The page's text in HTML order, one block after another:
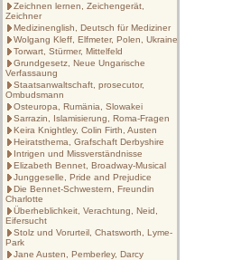
Zeichnen lernen, Zeichengerät,
Zeichner
Medizinenglish, Deutsch für Mediziner
Wolgang Kleff, Elfmeter, Polen, Ukraine
Torwart, Stürmer, Mittelfeld
Grundgesetz, Neue Ungarische
Verfassaung
Staatsanwaltschaft, prosecutor,
Ombudsmann
Osteuropa, Rumänia, Slowakei
Sarrazin, Islamisierung, Roma-Fragen
Keira Knightley, Colin Firth, Austen
Heiratsthema, Grafschaft Derbyshire
Intrigen und Missverständnisse
Elizabeth Bennet, Broadway-Musical
Junggeselle, Pride and Prejudice
Die Bennet-Schwestern, Freundin
Charlotte
Überheblichkeit, Verachtung, Neid,
Eifersucht
Stolz und Vorurteil, Chatsworth, Lyme-
Park
Jane Austen, Pemberley, Darcy